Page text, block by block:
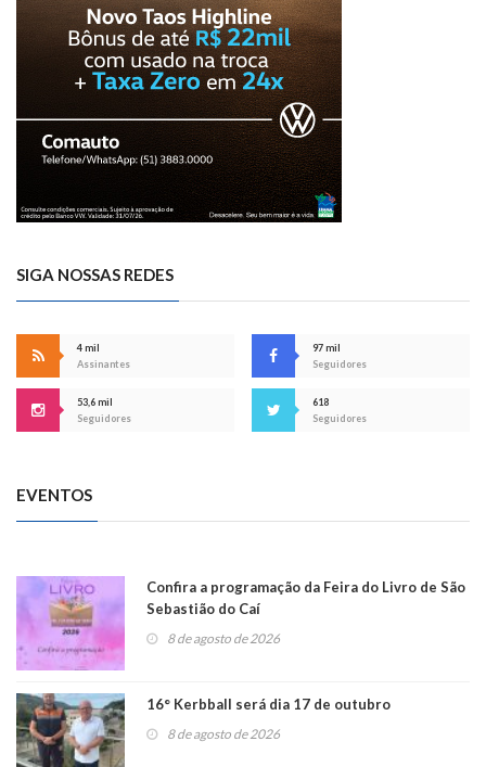
SIGA NOSSAS REDES
4 mil
Assinantes
97 mil
Seguidores
53,6 mil
Seguidores
618
Seguidores
EVENTOS
Confira a programação da Feira do Livro de São
Sebastião do Caí
8 de agosto de 2026
16° Kerbball será dia 17 de outubro
8 de agosto de 2026